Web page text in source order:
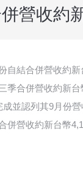
營收約
自結合併營收約
季合併營收約新
並認列其9月份
併營收約新台幣